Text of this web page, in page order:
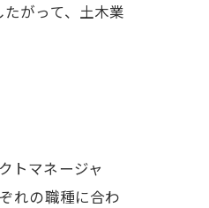
がって、土木業
トマネージャ
れの職種に合わ